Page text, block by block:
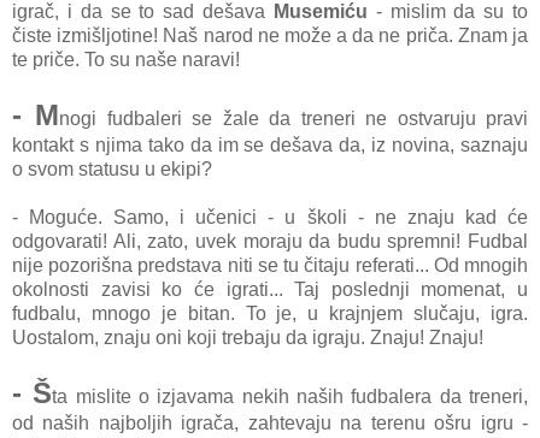
igrač, i da se to sad dešava
Musemiću - mislim da su to
čiste izmišljotine! Naš narod ne može a da ne priča. Znam ja
te priče. To su naše naravi!
- Mnogi fudbaleri se žale da treneri ne ostvaruju pravi
kontakt s njima tako da im se dešava da, iz novina, saznaju
o svom statusu u ekipi?
- Moguće. Samo, i učenici - u školi - ne znaju kad će
odgovarati! Ali, zato, uvek moraju da budu spremni! Fudbal
nije pozorišna predstava niti se tu čitaju referati... Od mnogih
okolnosti zavisi ko će igrati... Taj poslednji momenat, u
fudbalu, mnogo je bitan. To je, u krajnjem slučaju, igra.
Uostalom, znaju oni koji trebaju da igraju. Znaju! Znaju!
- Šta mislite o izjavama nekih naših fudbalera da treneri,
od naših najboljih igrača, zahtevaju na terenu ošru igru -